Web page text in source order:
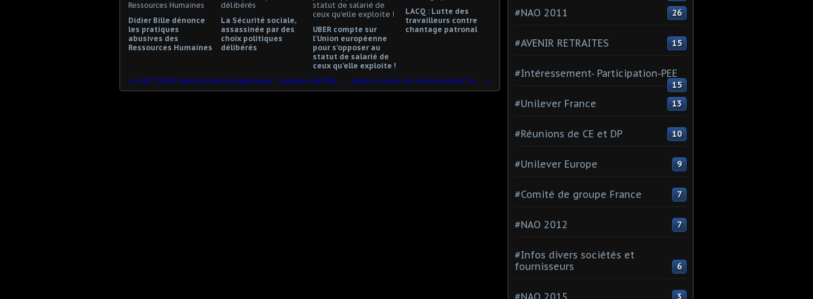
Didier Bille dénonce
les pratiques
abusives des
Ressources Humaines
La Sécurité sociale,
assassinée par des
choix politiques
délibérés
UBER compte sur
l'Union européenne
pour s'opposer au
statut de salarié de
ceux qu'elle exploite !
LACQ : Lutte des
travailleurs contre
chantage patronal
ELECTIONS dans la Fonction publique : l'adresse de Philippe Martinez Après la casse du service public ferroviaire…
#NAO 2011 26
#AVENIR RETRAITES 15
#Intéressement- Participation-PEE
15
#Unilever France 13
#Réunions de CE et DP 10
#Unilever Europe 9
#Comité de groupe France 7
#NAO 2012 7
#Infos divers sociétés et
fournisseurs
6
#NAO 2015 3